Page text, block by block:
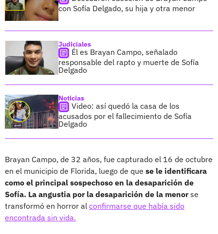
con Sofía Delgado, su hija y otra menor
Judiciales
Él es Brayan Campo, señalado
responsable del rapto y muerte de Sofía
Delgado
Noticias
Video: así quedó la casa de los
acusados por el fallecimiento de Sofía
Delgado
Brayan Campo, de 32 años, fue capturado el 16 de octubre
en el municipio de Florida, luego de que se le identificara
como el principal sospechoso en la desaparición de
Sofía. La angustia por la desaparición de la menorse
transformó en horror al confirmarse que había sido
encontrada sin vida.